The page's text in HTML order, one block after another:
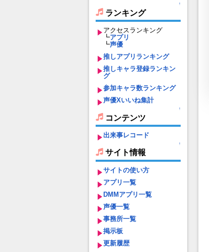
↑
ランキング
アクセスランキング
┗アプリ
┗声優
推しアプリランキング
推しキャラ登録ランキン
グ
参加キャラ数ランキング
声優Xいいね集計
↑
コンテンツ
出来事レコード
↑
サイト情報
サイトの使い方
アプリ一覧
DMMアプリ一覧
声優一覧
事務所一覧
掲示板
更新履歴